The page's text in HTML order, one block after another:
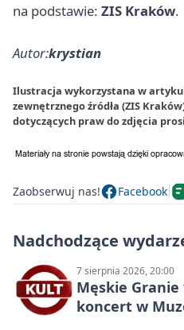
na podstawie: ZIS Kraków.
Autor:krystian
Ilustracja wykorzystana w
zewnętrznego źródła (ZIS
dotyczących praw do zdjęcia
Zaobserwuj nas! Facebook
Nadchodzące
7 sierpnia 2026, 20:00
Męskie Granie
koncert w